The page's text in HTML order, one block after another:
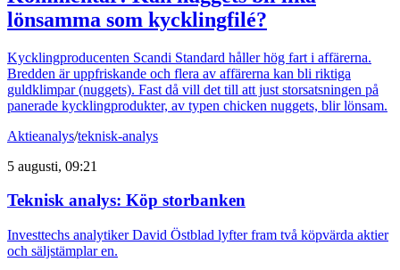
lönsamma som kycklingfilé?
Kycklingproducenten Scandi Standard håller hög fart i affärerna.
Bredden är uppfriskande och flera av affärerna kan bli riktiga
guldklimpar (nuggets). Fast då vill det till att just storsatsningen på
panerade kycklingprodukter, av typen chicken nuggets, blir lönsam.
Aktieanalys/teknisk-analys
5 augusti, 09:21
Teknisk analys: Köp storbanken
Investtechs analytiker David Östblad lyfter fram två köpvärda aktier
och säljstämplar en.